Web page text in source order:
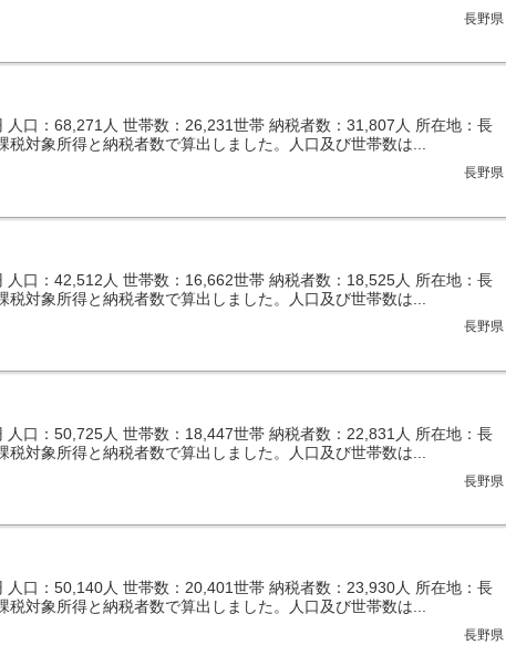
長野県
口：68,271人 世帯数：26,231世帯 納税者数：31,807人 所在地：長
対象所得と納税者数で算出しました。人口及び世帯数は...
長野県
口：42,512人 世帯数：16,662世帯 納税者数：18,525人 所在地：長
対象所得と納税者数で算出しました。人口及び世帯数は...
長野県
口：50,725人 世帯数：18,447世帯 納税者数：22,831人 所在地：長
対象所得と納税者数で算出しました。人口及び世帯数は...
長野県
口：50,140人 世帯数：20,401世帯 納税者数：23,930人 所在地：長
対象所得と納税者数で算出しました。人口及び世帯数は...
長野県